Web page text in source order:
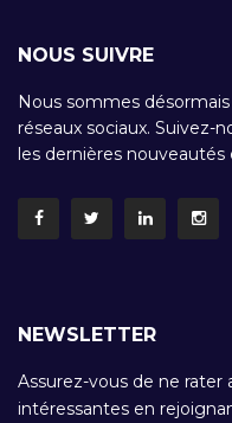
NOUS SUIVRE
Nous sommes
réseaux sociaux. Suivez-
les dernières
NEWSLETTER
Assurez-vous de ne rater
intéressantes en